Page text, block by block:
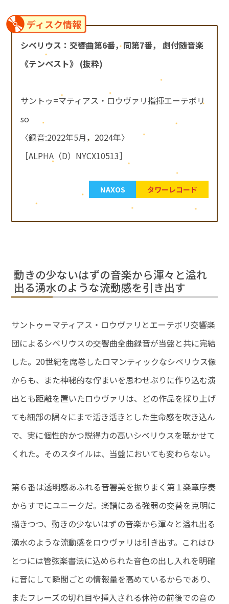
ディスク情報
シベリウス：交響曲第6番，同第7番， 劇付随音楽
《テンペスト》 (抜粋)
サントゥ=マティアス・ロウヴァリ指揮エーテボリ
so
〈録音:2022年5月，2024年〉
［ALPHA（D）NYCX10513］
NAXOS タワーレコード
動きの少ないはずの音楽から渾々と溢れ
出る湧水のような流動感を引き出す
サントゥ＝マティアス・ロウヴァリとエーテボリ交響楽
団によるシベリウスの交響曲全曲録音が当盤と共に完結
した。20世紀を席巻したロマンティックなシベリウス像
からも、また神秘的な佇まいを思わせぶりに作り込む演
出とも距離を置いたロウヴァリは、どの作品を採り上げ
ても細部の隅々にまで活き活きとした生命感を吹き込ん
で、実に個性的かつ説得力の高いシベリウスを聴かせて
くれた。そのスタイルは、当盤においても変わらない。
第６番は透明感あふれる音響美を振りまく第１楽章序奏
からすでにユニークだ。楽譜にある強弱の交替を克明に
描きつつ、動きの少ないはずの音楽から渾々と溢れ出る
湧水のような流動感をロウヴァリは引き出す。これはひ
とつには管弦楽書法に込められた音色の出し入れを明確
に音にして瞬間ごとの情報量を高めているからであり、
またフレーズの切れ目や挿入される休符の前後での音の